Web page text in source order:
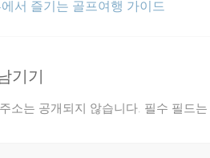
서 즐기는 골프여행 가이드
기기
소는 공개되지 않습니다. 필수 필드는